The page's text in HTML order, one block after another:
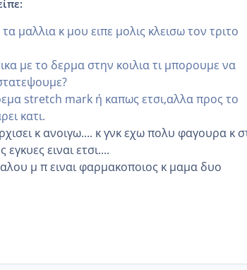
μαλλια κ μου ειπε μολις κλεισω τον τριτο
με το δερμα στην κοιλια τι μπορουμε να
stretch mark ή καπως ετσι,αλλα προς το
κατι.
κ ανοιγω.... κ γνκ εχω πολυ φαγουρα κ
ειναι ετσι....
μ π ειναι φαρμακοποιος κ μαμα δυο